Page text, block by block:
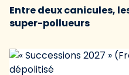
Entre deux canicules,
super-pollueurs